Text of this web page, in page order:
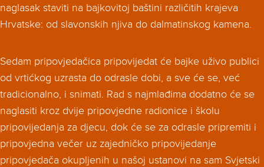
naglasak staviti na bajkovitoj baštini različitih krajeva
Hrvatske: od slavonskih njiva do dalmatinskog kamena.
Sedam pripovjedačica pripovijedat će bajke uživo publici
od vrtićkog uzrasta do odrasle dobi, a sve će se, već
tradicionalno, i snimati. Rad s najmlađima dodatno će se
naglasiti kroz dvije pripovjedne radionice i školu
pripovijedanja za djecu, dok će se za odrasle pripremiti i
pripovjedna večer uz zajedničko pripovijedanje
pripovjedača okupljenih u našoj ustanovi na sam Svjetski